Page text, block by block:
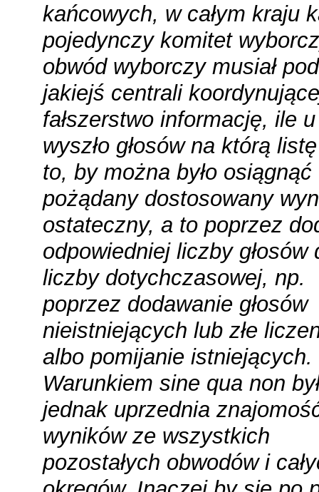
kańcowych, w całym kraju
pojedynczy komitet
obwód wyborczy musiał
jakiejś centrali
fałszerstwo informację, ile
wyszło głosów na którą
to, by można było osiągnąć
pożądany dostosowany
ostateczny, a to poprzez
odpowiedniej liczby głosów
liczby dotychczasowej, np.
poprzez dodawanie głosów
nieistniejących lub złe
albo pomijanie istniejących.
Warunkiem sine qua non
jednak uprzednia
wyników ze wszystkich
pozostałych obwodów i